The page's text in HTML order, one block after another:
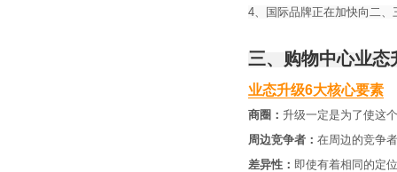
4、国际品牌正在加快向二、
三、购物中心业态
业态升级6大核心要素
商圈： 升级一定是为了使这
周边竞争者： 在周边的竞争
差异性： 即使有着相同的定